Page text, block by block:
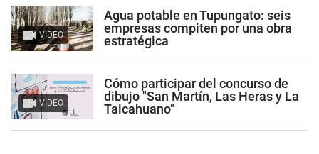
VIDEO
Agua potable en Tupungato: seis
empresas compiten por una obra
estratégica
VIDEO
Cómo participar del concurso de
dibujo "San Martín, Las Heras y La
Talcahuano"